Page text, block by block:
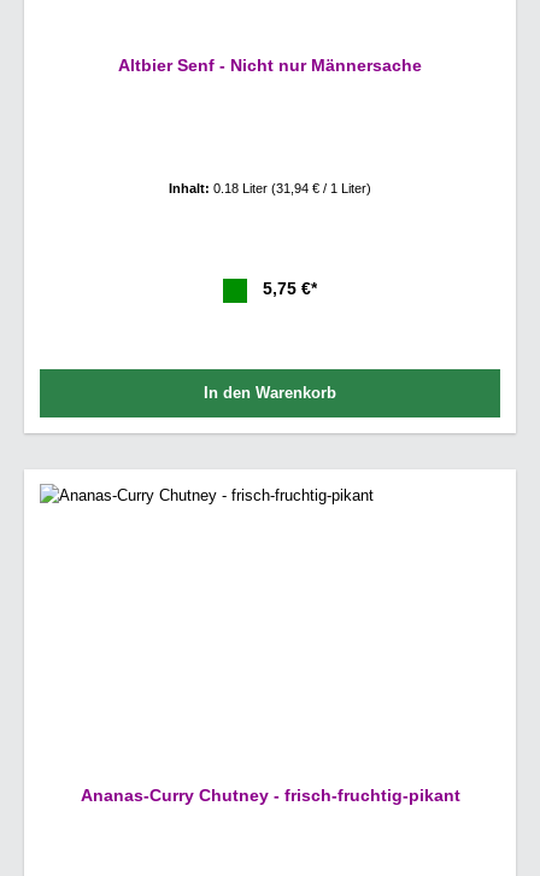
Altbier Senf - Nicht nur Männersache
Inhalt: 0.18 Liter (31,94 € / 1 Liter)
5,75 €*
In den Warenkorb
Ananas-Curry Chutney - frisch-fruchtig-pikant